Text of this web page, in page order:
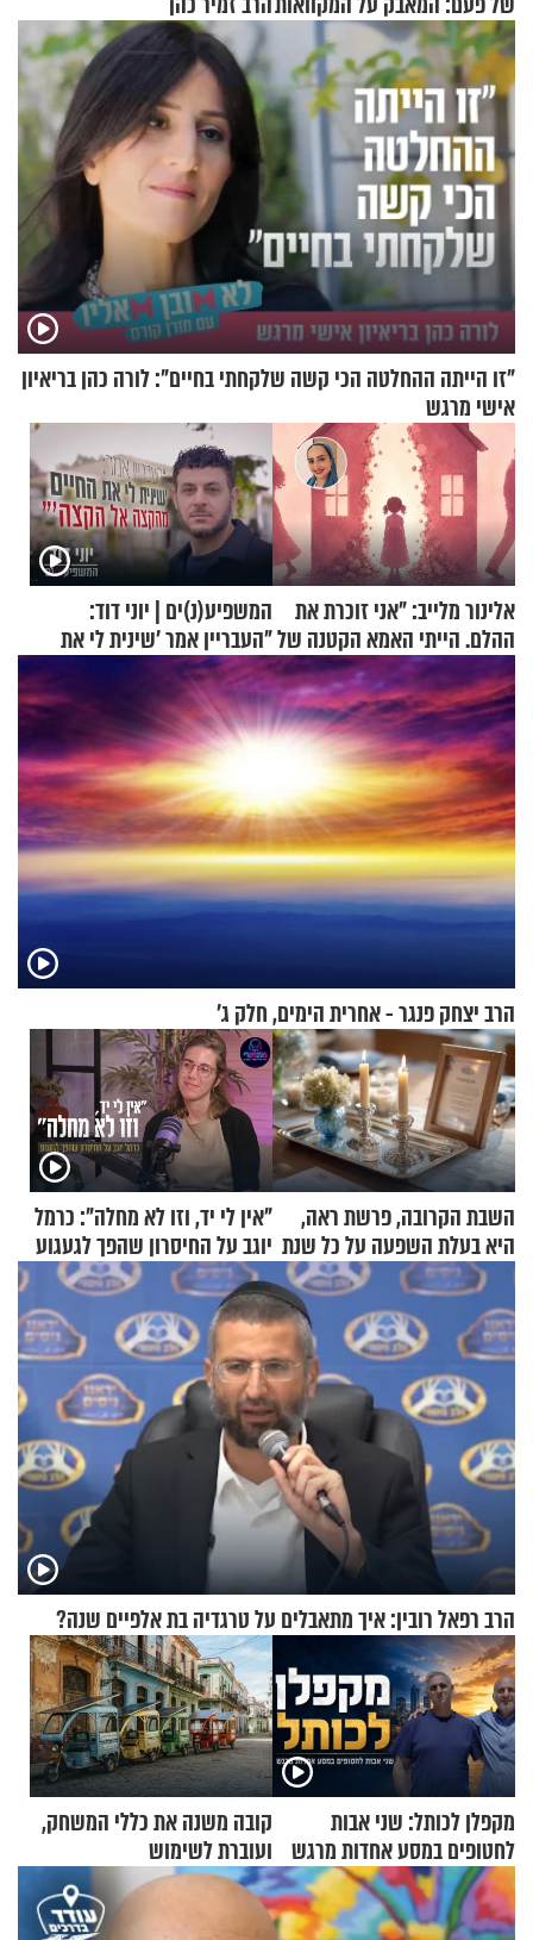
"זו הייתה ההחלטה הכי קשה שלקחתי בחיים": לורה כהן בריאיון
אישי מרגש
אלינור מלייב: "אני זוכרת את
ההלם. הייתי האמא הקטנה של
הבית"
המשפיע(נ)ים | יוני דוד:
"העבריין אמר 'שינית לי את
החיים מהקצה אל הקצה'"
הרב יצחק פנגר - אחרית הימים, חלק ג’
השבת הקרובה, פרשת ראה,
היא בעלת השפעה על כל שנת
תשפ"ז
"אין לי יד, וזו לא מחלה": כרמל
יוגב על החיסרון שהפך לגעגוע
הרב רפאל רובין: איך מתאבלים על טרגדיה בת אלפיים שנה?
מקפלן לכותל: שני אבות
לחטופים במסע אחדות מרגש
קובה משנה את כללי המשחק,
ועוברת לשימוש
בתלת־אופנועים סולאריים